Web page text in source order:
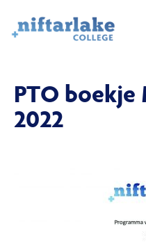
PTO boekje
2022